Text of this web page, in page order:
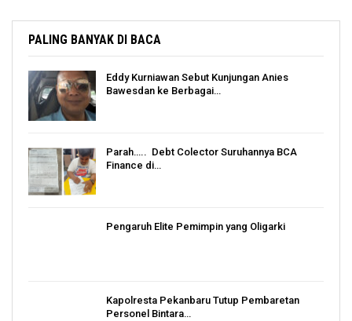
PALING BANYAK DI BACA
Eddy Kurniawan Sebut Kunjungan Anies
Bawesdan ke Berbagai…
Parah….. Debt Colector Suruhannya BCA
Finance di…
Pengaruh Elite Pemimpin yang Oligarki
Kapolresta Pekanbaru Tutup Pembaretan
Personel Bintara…